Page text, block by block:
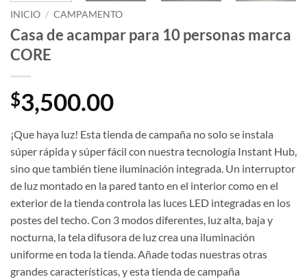
INICIO / CAMPAMENTO
Casa de acampar para 10 personas marca
CORE
$3,500.00
¡Que haya luz! Esta tienda de campaña no solo se instala
súper rápida y súper fácil con nuestra tecnología Instant Hub,
sino que también tiene iluminación integrada. Un interruptor
de luz montado en la pared tanto en el interior como en el
exterior de la tienda controla las luces LED integradas en los
postes del techo. Con 3 modos diferentes, luz alta, baja y
nocturna, la tela difusora de luz crea una iluminación
uniforme en toda la tienda. Añade todas nuestras otras
grandes características, y esta tienda de campaña